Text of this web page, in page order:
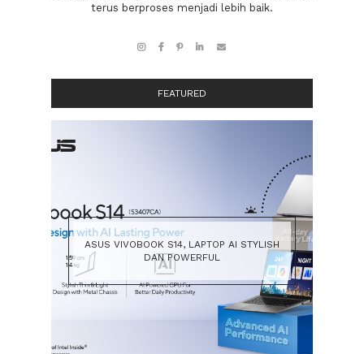
terus berproses menjadi lebih baik.
FEATURED
ASUS VIVOBOOK S14, LAPTOP AI STYLISH
DAN POWERFUL